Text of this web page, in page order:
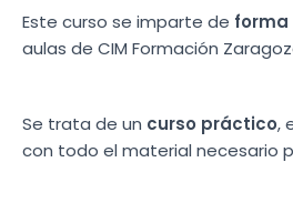
Este curso se imparte de forma
aulas de CIM Formación
Se trata de un curso práctico,
con todo el material necesario